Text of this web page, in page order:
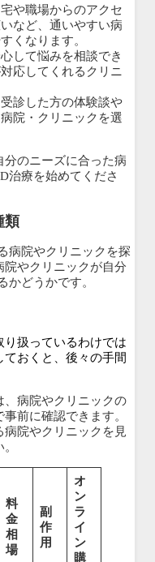
や職場からのアクセ
など、通いやすい病
くなります。
心して悩みを相談でき
応してくれるクリニ
受診した方の体験談や
院・クリニックを選
分のニーズに合った病
治療を始めてくださ
類
病院やクリニックを探
院やクリニックが自分
かどうかです。
扱っているわけでは
おくと、後々の手間
、病院やクリニックの
前に確認できます。
院やクリニックを見
料
金
相
場
副
作
用
オ
ン
ラ
イ
ン
購